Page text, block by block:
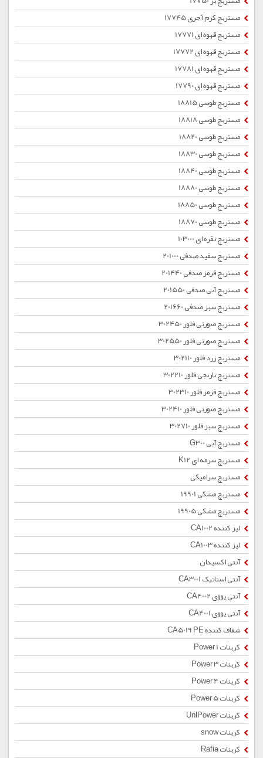
مستربچ کرم آجری 17745
مستربچ قهوه ای 17771
مستربچ قهوه ای 17772
مستربچ قهوه ای 17781
مستربچ قهوه ای 17790
مستربچ طوسی 18815
مستربچ طوسی 18818
مستربچ طوسی 18820
مستربچ طوسی 18830
مستربچ طوسی 18840
مستربچ طوسی 18880
مستربچ طوسی 18850
مستربچ طوسی 18870
مستربچ نقره ای 103000
مستربچ سفید صدفی 201000
مستربچ قرمز صدفی 201440
مستربچ آبی صدفی 201550
مستربچ سبز صدفی 201660
مستربچ صورتی فلور 302450
مستربچ صورتی فلور 302550
مستربچ زرد فلور 302110
مستربچ نارنجی فلور 302210
مستربچ قرمز فلور 302310
مستربچ صورتی فلور 302410
مستربچ سبز فلور 302710
مستربچ آبی G300
مستربچ سرمه ای K12
مستربچ سرامیکی
مستربچ مشکی 19901
مستربچ مشکی 19905
لیز کننده CA1002
لیز کننده CA1003
آنتی اکسیدان
آنتی استاتیک CA3001
آنتی یووی CA4002
آنتی یووی CA4001
شفاف کننده CA5019 PE
کربنات Power 1
کربنات Power 3
کربنات Power 4
کربنات Power 5
کربنات UnlPower
کربنات snow
کربنات Rafia